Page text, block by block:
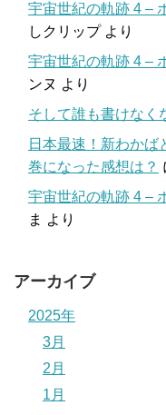
宇宙世紀の軌跡 4 –
しクリップより
宇宙世紀の軌跡 4 –
ンヌ より
そして誰も書けなく
日本最速！新わか
巻になった感想は？
宇宙世紀の軌跡 4 –
ま より
アーカイブ
2025年
3月
2月
1月